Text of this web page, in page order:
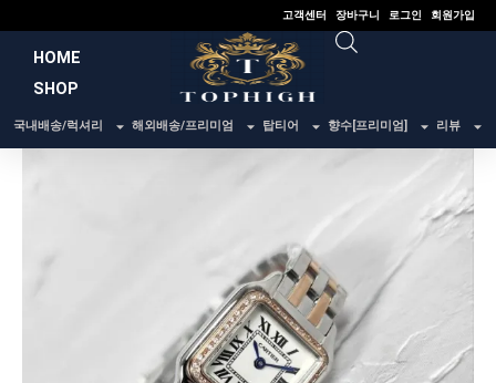
건
너
고객센터 장바구니 로그인 회원가입
HOME
SHOP
국내배송/럭셔리 해외배송/프리미엄 탑티어 향수[프리미엄] 리뷰